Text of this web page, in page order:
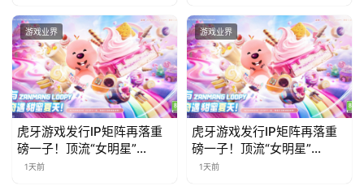
游戏业界
虎牙游戏发行IP矩阵再落重
磅一子！顶流“女明星”
ZANMANG LOOPY 正版3D
1天前
游戏业界
虎牙游戏发行IP矩阵再落重
磅一子！顶流“女明星”
ZANMANG LOOPY 正版3D
1天前